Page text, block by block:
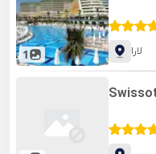
1 لارا